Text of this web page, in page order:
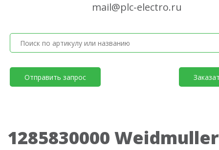
mail@plc-electro.ru
Отправить запрос
1285830000 Weidmuller